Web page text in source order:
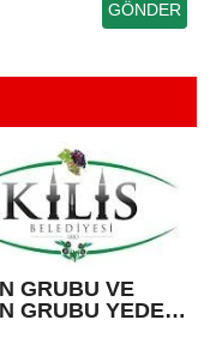
GRUBU VE
GRUBU YEDEK